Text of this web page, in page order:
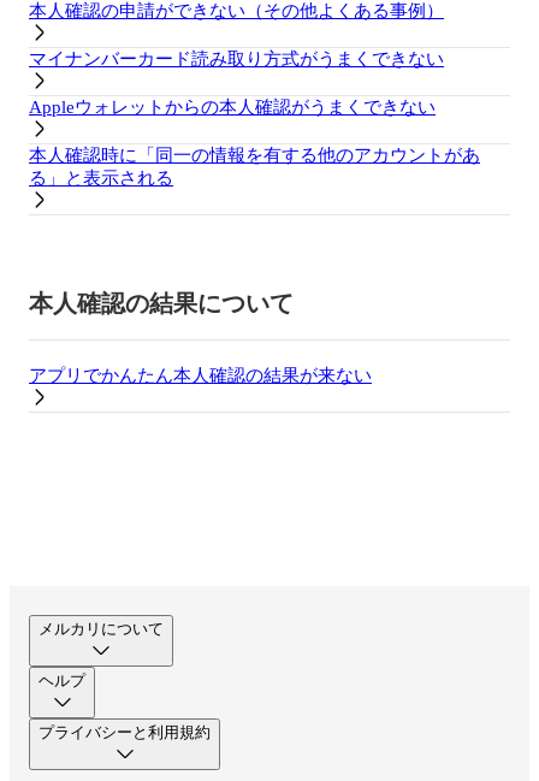
本人確認の申請ができない（その他よくある事例）
マイナンバーカード読み取り方式がうまくできない
Appleウォレットからの本人確認がうまくできない
本人確認時に「同一の情報を有する他のアカウントがあ
る」と表示される
本人確認の結果について
アプリでかんたん本人確認の結果が来ない
メルカリについて
ヘルプ
プライバシーと利用規約